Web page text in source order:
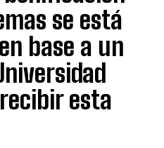
se está
base a un
esta